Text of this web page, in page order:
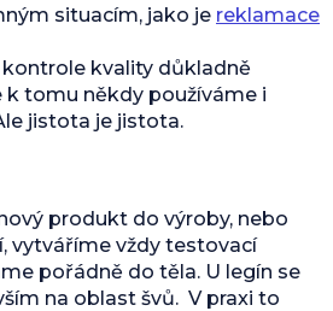
situacím, jako je reklamace
kvality důkladně
k tomu někdy používáme i
jistota je jistota.
produkt do výroby, nebo
vytváříme vždy testovací
pořádně do těla. U legín se
na oblast švů. V praxi to